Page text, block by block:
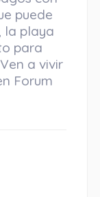
puede
la playa
para
a vivir
Forum